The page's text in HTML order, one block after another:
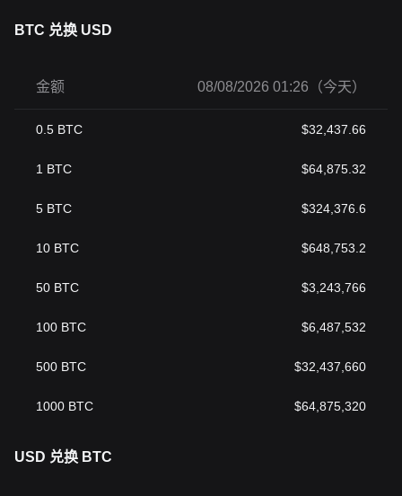
BTC 兑换 USD
金额 08/08/2026 01:26（今天）
0.5 BTC $32,437.66
1 BTC $64,875.32
5 BTC $324,376.6
10 BTC $648,753.2
50 BTC $3,243,766
100 BTC $6,487,532
500 BTC $32,437,660
1000 BTC $64,875,320
USD 兑换 BTC